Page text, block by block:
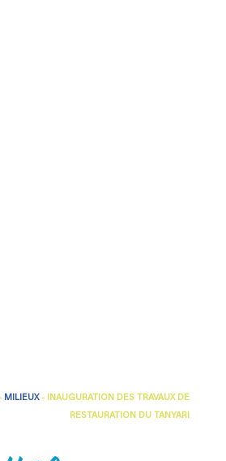
MILIEUX- INAUGURATION DES TRAVAUX DE
RESTAURATION DU TANYARI